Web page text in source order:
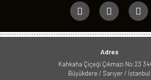
Adres
Kahkaha Çiçeği Çıkmazı No:23
Büyükdere / Sarıyer / İstanbul